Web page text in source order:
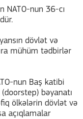
NATO-nun 36-cı
dövlət və
mühüm tədbirlər
nun Baş katibi
bəyanatı
ölkələrin dövlət və
açıqlamalar